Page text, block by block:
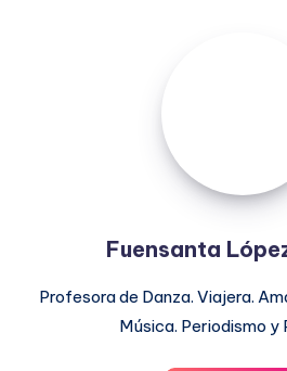
Fuensanta
Profesora de Danza. Viajera.
Música. Periodismo y